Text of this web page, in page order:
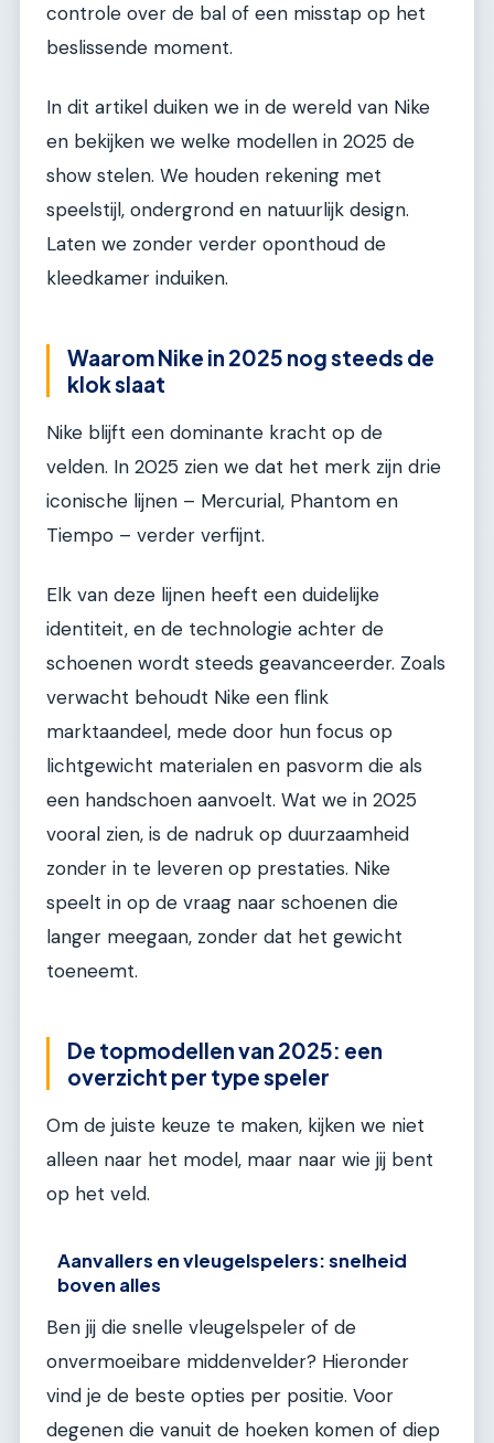
controle over de bal of een misstap op het
beslissende moment.
In dit artikel duiken we in de wereld van Nike
en bekijken we welke modellen in 2025 de
show stelen. We houden rekening met
speelstijl, ondergrond en natuurlijk design.
Laten we zonder verder oponthoud de
kleedkamer induiken.
Waarom Nike in 2025 nog steeds de
klok slaat
Nike blijft een dominante kracht op de
velden. In 2025 zien we dat het merk zijn drie
iconische lijnen – Mercurial, Phantom en
Tiempo – verder verfijnt.
Elk van deze lijnen heeft een duidelijke
identiteit, en de technologie achter de
schoenen wordt steeds geavanceerder. Zoals
verwacht behoudt Nike een flink
marktaandeel, mede door hun focus op
lichtgewicht materialen en pasvorm die als
een handschoen aanvoelt. Wat we in 2025
vooral zien, is de nadruk op duurzaamheid
zonder in te leveren op prestaties. Nike
speelt in op de vraag naar schoenen die
langer meegaan, zonder dat het gewicht
toeneemt.
De topmodellen van 2025: een
overzicht per type speler
Om de juiste keuze te maken, kijken we niet
alleen naar het model, maar naar wie jij bent
op het veld.
Aanvallers en vleugelspelers: snelheid
boven alles
Ben jij die snelle vleugelspeler of de
onvermoeibare middenvelder? Hieronder
vind je de beste opties per positie. Voor
degenen die vanuit de hoeken komen of diep